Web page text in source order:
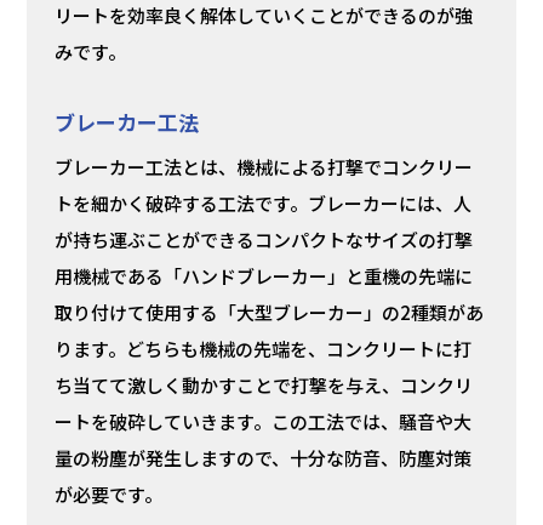
リートを効率良く解体していくことができるのが強
みです。
ブレーカー工法
ブレーカー工法とは、機械による打撃でコンクリー
トを細かく破砕する工法です。ブレーカーには、人
が持ち運ぶことができるコンパクトなサイズの打撃
用機械である「ハンドブレーカー」と重機の先端に
取り付けて使用する「大型ブレーカー」の2種類があ
ります。どちらも機械の先端を、コンクリートに打
ち当てて激しく動かすことで打撃を与え、コンクリ
ートを破砕していきます。この工法では、騒音や大
量の粉塵が発生しますので、十分な防音、防塵対策
が必要です。